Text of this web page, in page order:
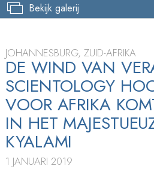
Bekijk galerij
JOHANNESBURG, ZUID-AFRIKA
DE WIND VAN
SCIENTOLOGY
VOOR AFRIKA
IN HET
KYALAMI
1 JANUARI 2019